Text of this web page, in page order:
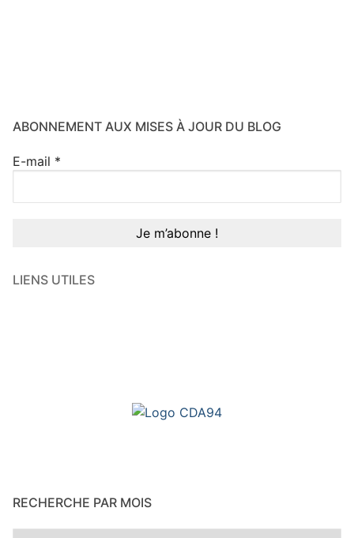
ABONNEMENT AUX MISES À JOUR DU BLOG
E-mail *
LIENS UTILES
RECHERCHE PAR MOIS